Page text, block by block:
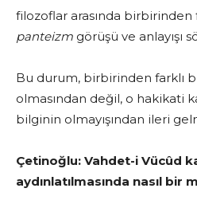
filozoflar arasında
panteizm görüşü ve anlayışı
Bu durum, birbirinden farklı
olmasından değil, o hakikati
bilginin olmayışından ileri
Çetinoğlu: Vahdet-i Vücûd
aydınlatılmasında nasıl bir